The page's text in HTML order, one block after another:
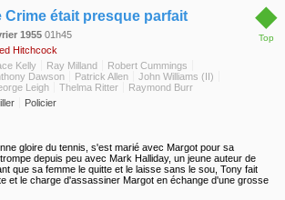
◆
Top
Crime était presque parfait
1955 01h45
Hitchcock
Kelly
Ray Milland
Robert Cummings
Dawson
Patrick Allen
John Williams (II)
Leigh
Thelma Ritter
Raymond Burr
Policier
gloire du tennis, s'est marié avec Margot pour sa
depuis peu avec Mark Halliday, un jeune auteur de
que sa femme le quitte et le laisse sans le sou, Tony fait
et le charge d'assassiner Margot en échange d'une grosse